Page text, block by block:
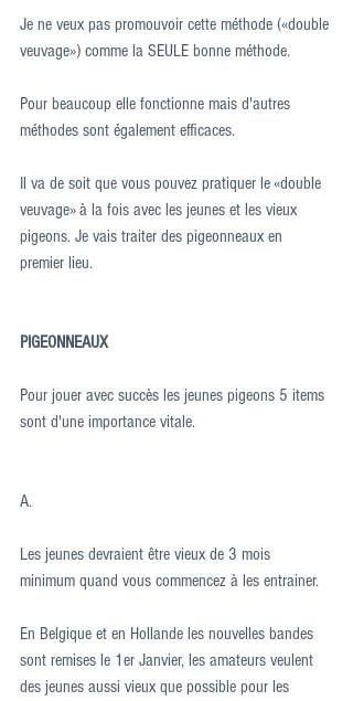
Je ne veux pas promouvoir cette méthode («double
veuvage») comme la SEULE bonne méthode.
Pour beaucoup elle fonctionne mais d'autres
méthodes sont également efficaces.
Il va de soit que vous pouvez pratiquer le «double
veuvage» à la fois avec les jeunes et les vieux
pigeons. Je vais traiter des pigeonneaux en
premier lieu.
PIGEONNEAUX
Pour jouer avec succès les jeunes pigeons 5 items
sont d'une importance vitale.
A.
Les jeunes devraient être vieux de 3 mois
minimum quand vous commencez à les entrainer.
En Belgique et en Hollande les nouvelles bandes
sont remises le 1er Janvier, les amateurs veulent
des jeunes aussi vieux que possible pour les